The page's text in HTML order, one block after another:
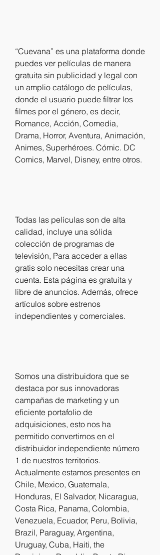
“Cuevana” es una plataforma donde
puedes ver películas de manera
gratuita sin publicidad y legal con
un amplio catálogo de películas,
donde el usuario puede filtrar los
filmes por el género, es decir,
Romance, Acción, Comedia,
Drama, Horror, Aventura, Animación,
Animes, Superhéroes. Cómic. DC
Comics, Marvel, Disney, entre otros.
Todas las películas son de alta
calidad, incluye una sólida
colección de programas de
televisión, Para acceder a ellas
gratis solo necesitas crear una
cuenta. Esta página es gratuita y
libre de anuncios. Además, ofrece
artículos sobre estrenos
independientes y comerciales.
Somos una distribuidora que se
destaca por sus innovadoras
campañas de marketing y un
eficiente portafolio de
adquisiciones, esto nos ha
permitido convertirnos en el
distribuidor independiente número
1 de nuestros territorios.
Actualmente estamos presentes en
Chile, Mexico, Guatemala,
Honduras, El Salvador, Nicaragua,
Costa Rica, Panama, Colombia,
Venezuela, Ecuador, Peru, Bolivia,
Brazil, Paraguay, Argentina,
Uruguay, Cuba, Haiti, the